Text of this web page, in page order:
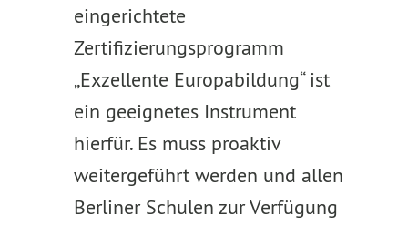
eingerichtete
Zertifizierungsprogramm
„Exzellente Europabildung“ ist
ein geeignetes Instrument
hierfür. Es muss proaktiv
weitergeführt werden und allen
Berliner Schulen zur Verfügung